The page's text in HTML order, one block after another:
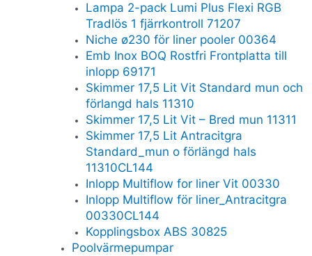
Lampa 2-pack Lumi Plus Flexi RGB
Tradlös 1 fjärrkontroll 71207
Niche ø230 för liner pooler 00364
Emb Inox BOQ Rostfri Frontplatta till
inlopp 69171
Skimmer 17,5 Lit Vit Standard mun och
förlangd hals 11310
Skimmer 17,5 Lit Vit – Bred mun 11311
Skimmer 17,5 Lit Antracitgra
Standard_mun o förlängd hals
11310CL144
Inlopp Multiflow for liner Vit 00330
Inlopp Multiflow för liner_Antracitgra
00330CL144
Kopplingsbox ABS 30825
Poolvärmepumpar